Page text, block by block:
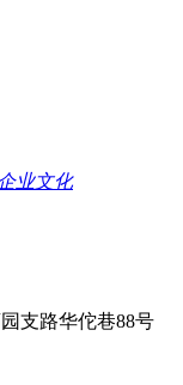
业文化
支路华佗巷88号